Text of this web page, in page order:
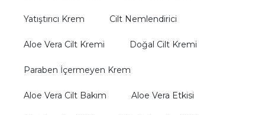
Yatıştırıcı Krem Cilt Nemlendirici
Aloe Vera Cilt Kremi Doğal Cilt Kremi
Paraben İçermeyen Krem
Aloe Vera Cilt Bakım Aloe Vera Etkisi